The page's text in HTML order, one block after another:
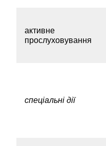
активне
прослуховування
спеціальні дії